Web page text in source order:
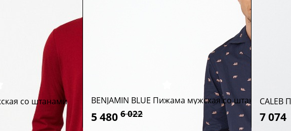
со штанами BENJAMIN BLUE Пижама мужская со штанами
5 480 6 022
CALEB
7 074